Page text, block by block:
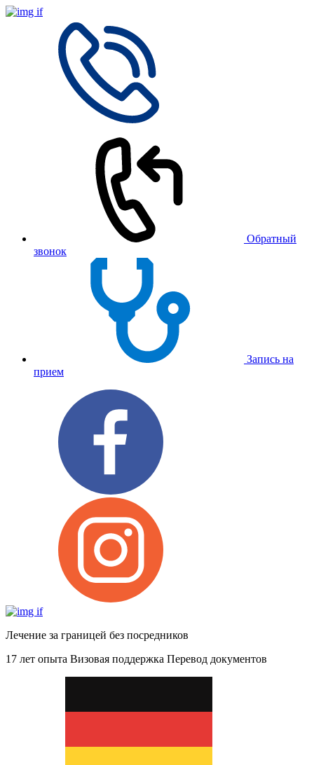
Обратный
звонок
Запись на
прием
Лечение за границей без посредников
17 лет опыта Визовая поддержка Перевод документов